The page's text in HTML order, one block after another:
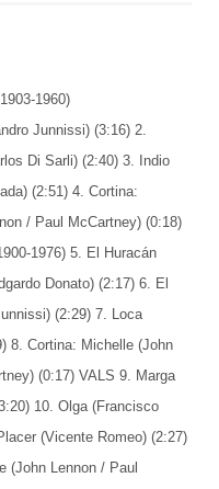
1960)
Junnissi) (3:16) 2.
Di Sarli) (2:40) 3. Indio
(2:51) 4. Cortina:
/ Paul McCartney) (0:18)
1976) 5. El Huracán
Donato) (2:17) 6. El
(2:29) 7. Loca
8. Cortina: Michelle (John
(0:17) VALS 9. Marga
10. Olga (Francisco
(Vicente Romeo) (2:27)
(John Lennon / Paul